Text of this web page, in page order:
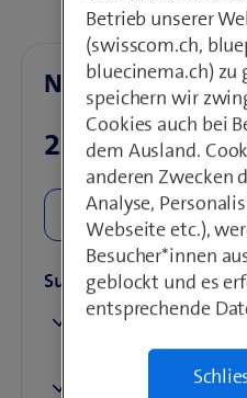
NATEL® FL S
29.90/Mt.
Surfen
5 GB/Mt. mit 5G
innerhalb FL/CH/
100 MB Daten &
Betrieb unserer
(swisscom.ch,
bluecinema.ch) zu
speichern wir
Cookies auch bei
dem Ausland.
anderen Zwecken
Analyse,
Webseite etc.),
Besucher*innen
geblockt und es
entsprechende